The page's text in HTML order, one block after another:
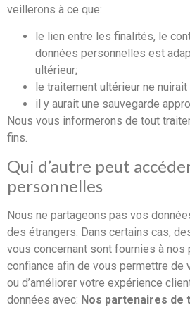
veillerons à ce que:
le lien entre les finalités, le
données personnelles est
ultérieur;
le traitement ultérieur ne
il y aurait une sauvegarde
Nous vous informerons de tout
fins.
Qui d’autre peut
personnelles
Nous ne partageons pas vos
des étrangers. Dans certains cas,
vous concernant sont fournies à nos
confiance afin de vous permettre de
ou d’améliorer votre expérience
données avec: Nos partenaires de